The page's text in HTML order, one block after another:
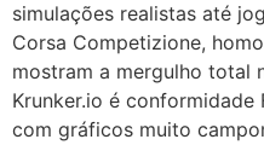
simulações realistas até
Corsa Competizione,
mostram a mergulho total
Krunker.io é conformidade
com gráficos muito